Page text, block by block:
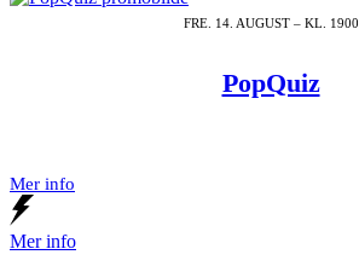
FRE. 14. AUGUST – KL. 1900
PopQuiz
Mer info
Mer info